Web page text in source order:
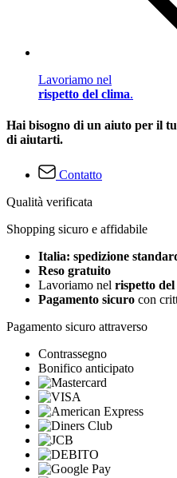
Lavoriamo nel
rispetto del clima.
Hai bisogno di un aiuto per il
di aiutarti.
Contatto
Qualità verificata
Shopping sicuro e affidabile
Italia: spedizione
Reso gratuito
Lavoriamo nel rispetto del
Pagamento sicuro con
Pagamento sicuro attraverso
Contrassegno
Bonifico anticipato